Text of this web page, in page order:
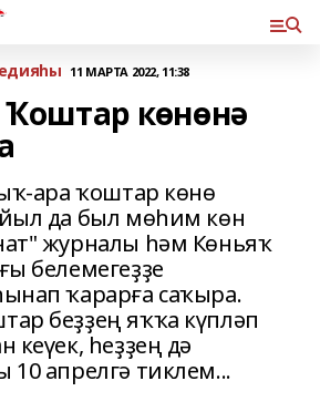
11 МАРТА 2022, 11:38
көнөнә
ара ҡоштар көнө
да был мөһим көн
журналы һәм Көньяҡ
белемегеҙҙе
ҡарарға саҡыра.
беҙҙең яҡҡа күпләп
кеүек, һеҙҙең дә
10 апрелгә тиклем...